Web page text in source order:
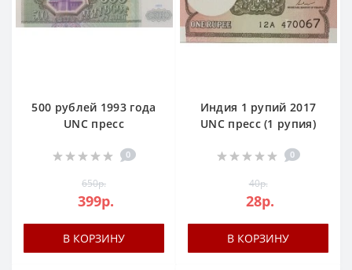
500 рублей 1993 года
UNC пресс
0
650р.
399р.
В КОРЗИНУ
Индия 1 рупий 2017
UNC пресс (1 рупия)
0
40р.
28р.
В КОРЗИНУ